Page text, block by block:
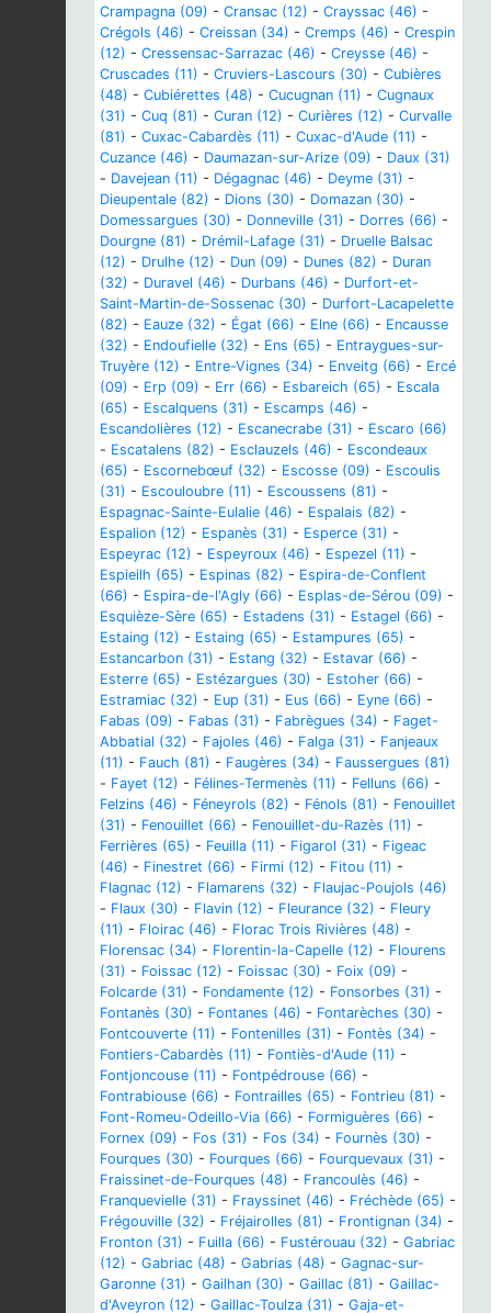
Crampagna (09) - Cransac (12) - Crayssac (46) -
Crégols (46) - Creissan (34) - Cremps (46) - Crespin
(12) - Cressensac-Sarrazac (46) - Creysse (46) -
Cruscades (11) - Cruviers-Lascours (30) - Cubières
(48) - Cubiérettes (48) - Cucugnan (11) - Cugnaux
(31) - Cuq (81) - Curan (12) - Curières (12) - Curvalle
(81) - Cuxac-Cabardès (11) - Cuxac-d'Aude (11) -
Cuzance (46) - Daumazan-sur-Arize (09) - Daux (31)
- Davejean (11) - Dégagnac (46) - Deyme (31) -
Dieupentale (82) - Dions (30) - Domazan (30) -
Domessargues (30) - Donneville (31) - Dorres (66) -
Dourgne (81) - Drémil-Lafage (31) - Druelle Balsac
(12) - Drulhe (12) - Dun (09) - Dunes (82) - Duran
(32) - Duravel (46) - Durbans (46) - Durfort-et-
Saint-Martin-de-Sossenac (30) - Durfort-Lacapelette
(82) - Eauze (32) - Égat (66) - Elne (66) - Encausse
(32) - Endoufielle (32) - Ens (65) - Entraygues-sur-
Truyère (12) - Entre-Vignes (34) - Enveitg (66) - Ercé
(09) - Erp (09) - Err (66) - Esbareich (65) - Escala
(65) - Escalquens (31) - Escamps (46) -
Escandolières (12) - Escanecrabe (31) - Escaro (66)
- Escatalens (82) - Esclauzels (46) - Escondeaux
(65) - Escornebœuf (32) - Escosse (09) - Escoulis
(31) - Escouloubre (11) - Escoussens (81) -
Espagnac-Sainte-Eulalie (46) - Espalais (82) -
Espalion (12) - Espanès (31) - Esperce (31) -
Espeyrac (12) - Espeyroux (46) - Espezel (11) -
Espieilh (65) - Espinas (82) - Espira-de-Conflent
(66) - Espira-de-l'Agly (66) - Esplas-de-Sérou (09) -
Esquièze-Sère (65) - Estadens (31) - Estagel (66) -
Estaing (12) - Estaing (65) - Estampures (65) -
Estancarbon (31) - Estang (32) - Estavar (66) -
Esterre (65) - Estézargues (30) - Estoher (66) -
Estramiac (32) - Eup (31) - Eus (66) - Eyne (66) -
Fabas (09) - Fabas (31) - Fabrègues (34) - Faget-
Abbatial (32) - Fajoles (46) - Falga (31) - Fanjeaux
(11) - Fauch (81) - Faugères (34) - Faussergues (81)
- Fayet (12) - Félines-Termenès (11) - Felluns (66) -
Felzins (46) - Féneyrols (82) - Fénols (81) - Fenouillet
(31) - Fenouillet (66) - Fenouillet-du-Razès (11) -
Ferrières (65) - Feuilla (11) - Figarol (31) - Figeac
(46) - Finestret (66) - Firmi (12) - Fitou (11) -
Flagnac (12) - Flamarens (32) - Flaujac-Poujols (46)
- Flaux (30) - Flavin (12) - Fleurance (32) - Fleury
(11) - Floirac (46) - Florac Trois Rivières (48) -
Florensac (34) - Florentin-la-Capelle (12) - Flourens
(31) - Foissac (12) - Foissac (30) - Foix (09) -
Folcarde (31) - Fondamente (12) - Fonsorbes (31) -
Fontanès (30) - Fontanes (46) - Fontarèches (30) -
Fontcouverte (11) - Fontenilles (31) - Fontès (34) -
Fontiers-Cabardès (11) - Fontiès-d'Aude (11) -
Fontjoncouse (11) - Fontpédrouse (66) -
Fontrabiouse (66) - Fontrailles (65) - Fontrieu (81) -
Font-Romeu-Odeillo-Via (66) - Formiguères (66) -
Fornex (09) - Fos (31) - Fos (34) - Fournès (30) -
Fourques (30) - Fourques (66) - Fourquevaux (31) -
Fraissinet-de-Fourques (48) - Francoulès (46) -
Franquevielle (31) - Frayssinet (46) - Fréchède (65) -
Frégouville (32) - Fréjairolles (81) - Frontignan (34) -
Fronton (31) - Fuilla (66) - Fustérouau (32) - Gabriac
(12) - Gabriac (48) - Gabrias (48) - Gagnac-sur-
Garonne (31) - Gailhan (30) - Gaillac (81) - Gaillac-
d'Aveyron (12) - Gaillac-Toulza (31) - Gaja-et-